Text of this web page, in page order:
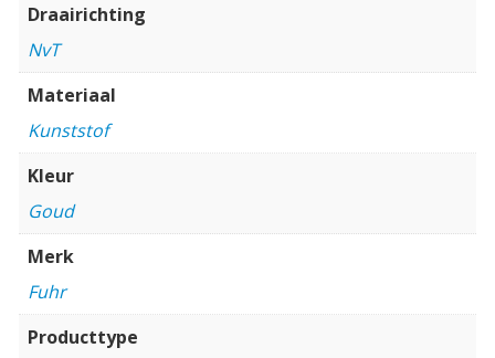
Draairichting
NvT
Materiaal
Kunststof
Kleur
Goud
Merk
Fuhr
Producttype